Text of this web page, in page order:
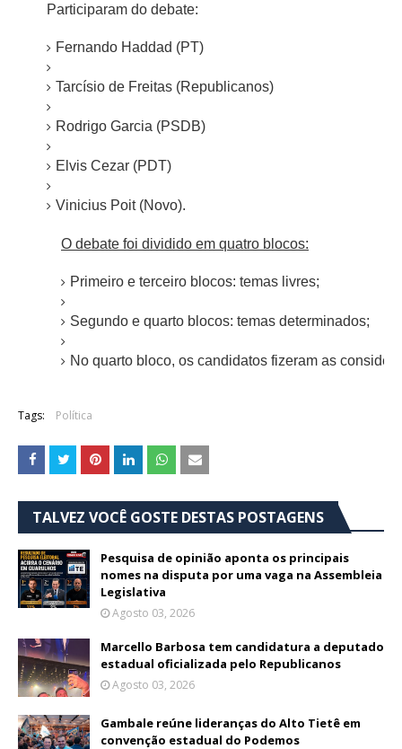
Participaram do debate:
Fernando Haddad (PT)
Tarcísio de Freitas (Republicanos)
Rodrigo Garcia (PSDB)
Elvis Cezar (PDT)
Vinicius Poit (Novo).
O debate foi dividido em quatro blocos:
Primeiro e terceiro blocos: temas livres;
Segundo e quarto blocos: temas determinados;
No quarto bloco, os candidatos fizeram as
Tags: Política
TALVEZ VOCÊ GOSTE DESTAS POSTAGENS
Pesquisa de opinião aponta os principais
nomes na disputa por uma vaga na Assembleia
Legislativa
Agosto 03, 2026
Marcello Barbosa tem candidatura a deputado
estadual oficializada pelo Republicanos
Agosto 03, 2026
Gambale reúne lideranças do Alto Tietê em
convenção estadual do Podemos